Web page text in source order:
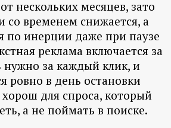
нескольких месяцев, зато
со временем снижается, а
по инерции даже при паузе
реклама включается за
нужно за каждый клик, и
ровно в день остановки
для спроса, который
а не поймать в поиске.